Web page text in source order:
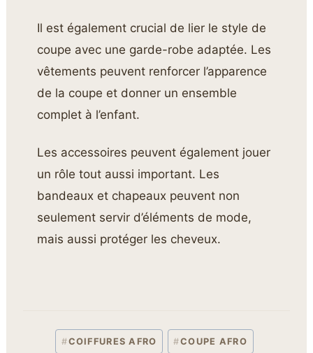
Il est également crucial de lier le style de
coupe avec une garde-robe adaptée. Les
vêtements peuvent renforcer l’apparence
de la coupe et donner un ensemble
complet à l’enfant.
Les accessoires peuvent également jouer
un rôle tout aussi important. Les
bandeaux et chapeaux peuvent non
seulement servir d’éléments de mode,
mais aussi protéger les cheveux.
#COIFFURES AFRO #COUPE AFRO